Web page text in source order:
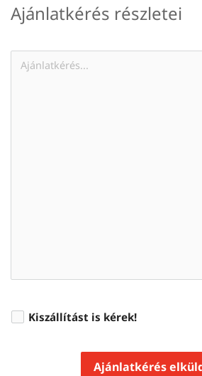
Ajánlatkérés részletei
Kiszállítást is kérek!
Ajánlatkérés